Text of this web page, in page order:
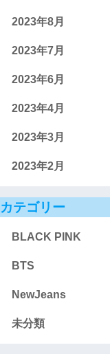
2023年8月
2023年7月
2023年6月
2023年4月
2023年3月
2023年2月
カテゴリー
BLACK PINK
BTS
NewJeans
未分類